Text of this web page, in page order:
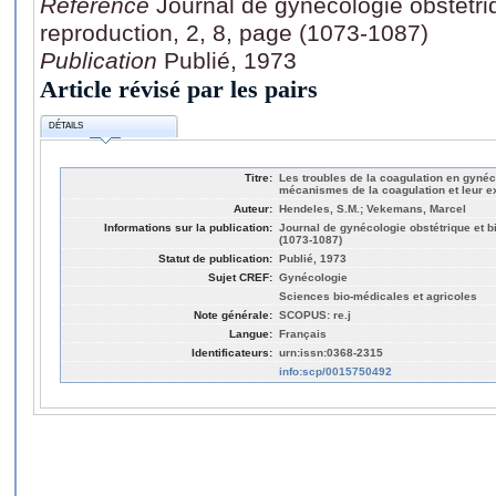
reproduction, 2, 8, page (1073-1087)
Publication Publié, 1973
Article révisé par les pairs
DÉTAILS
Titre: Les troubles de la coagulation en
mécanismes de la coagulation et leur
Auteur: Hendeles, S.M.; Vekemans, Marcel
Informations sur la publication: Journal de gynécologie obstétrique et
(1073-1087)
Statut de publication: Publié, 1973
Sujet CREF: Gynécologie
Sciences bio-médicales et agricoles
Note générale: SCOPUS: re.j
Langue: Français
Identificateurs: urn:issn:0368-2315
info:scp/0015750492